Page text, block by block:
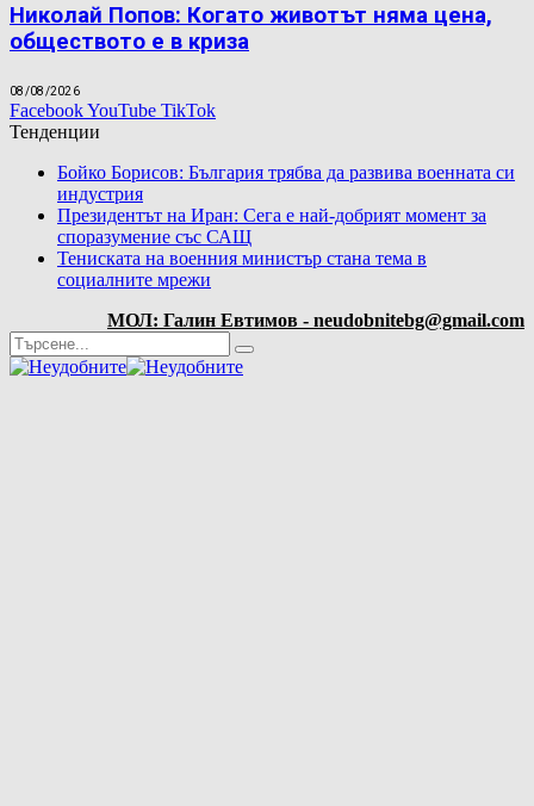
Николай Попов: Когато животът няма цена,
обществото е в криза
08/08/2026
FacebookYouTube TikTok
Тенденции
Бойко Борисов: България трябва да развива военната си
индустрия
Президентът на Иран: Сега е най-добрият момент за
споразумение със САЩ
Тениската на военния министър стана тема в
социалните мрежи
МОЛ: Галин Евтимов - neudobnitebg@gmail.com